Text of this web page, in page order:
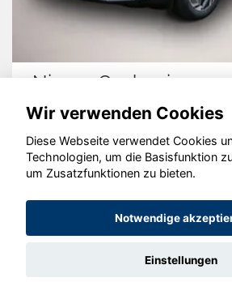
Nissan Qashqai
© konjunkturmotor.de GmbH
Wir verwenden Cookies
Diese Webseite verwendet Cookies
Technologien, um die Basisfunktion
um Zusatzfunktionen zu bieten.
Notwendige
Einstellungen